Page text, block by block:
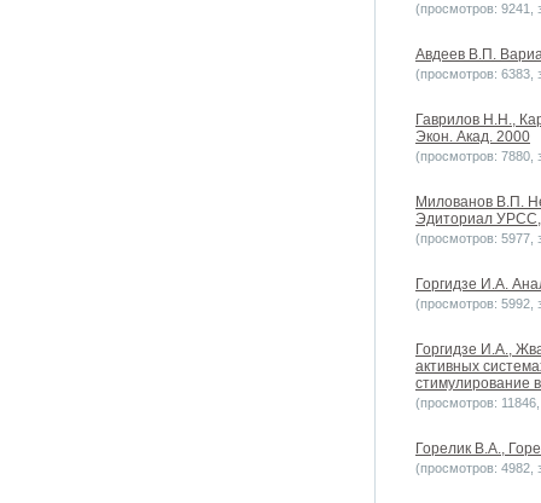
(просмотров: 9241,
Авдеев В.П.
(просмотров: 6383,
Гаврилов Н.Н.,
Экон. Акад. 2000
(просмотров: 7880,
Милованов В.П.
Эдиториал УРСС,
(просмотров: 5977,
Горгидзе И.A.
(просмотров: 5992,
Горгидзе И.A.,
активных
стимулирование
(просмотров:
Горелик В.А.,
(просмотров: 4982,